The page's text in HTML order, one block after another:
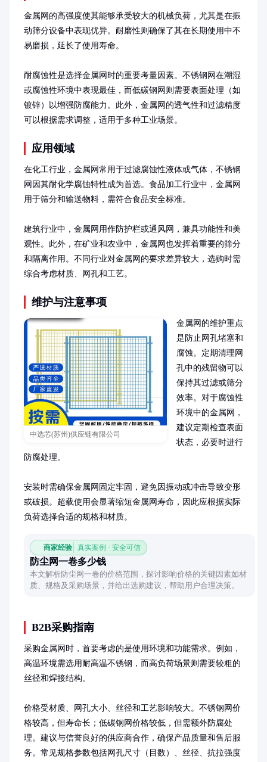
金属网的高强度使其能够承受较大的机械负荷，尤其是在振
动筛分设备中表现优异。耐磨性则确保了其在长期使用中不
易磨损，延长了使用寿命。
耐腐蚀性是选择金属网时的重要考量因素。不锈钢网在潮湿
或腐蚀性环境中表现最佳，而低碳钢网则需要表面处理（如
镀锌）以增强防腐能力。此外，金属网的透气性和过滤精度
可以根据需求调整，适用于多种工业场景。
应用领域
在化工行业，金属网常用于过滤腐蚀性液体或气体，不锈钢
网因其耐化学腐蚀特性成为首选。食品加工行业中，金属网
用于筛分和输送物料，需符合食品安全标准。
建筑行业中，金属网用作防护栏或通风网，兼具功能性和美
观性。此外，在矿业和农业中，金属网也发挥着重要的筛分
和隔离作用。不同行业对金属网的要求差异较大，选购时需
综合考虑材质、网孔和工艺。
维护与注意事项
中选芯(苏州)供应链有限公司
金属网的维护重点
是防止网孔堵塞和
腐蚀。定期清理网
孔中的残留物可以
保持其过滤或筛分
效率。对于腐蚀性
环境中的金属网，
建议定期检查表面
状态，必要时进行
防腐处理。
安装时需确保金属网固定牢固，避免因振动或冲击导致变形
或破损。超载使用会显著缩短金属网寿命，因此应根据实际
负荷选择合适的规格和材质。
商家经验 真实案例 · 安全可信
防尘网一卷多少钱
本文解析防尘网一卷的价格范围，探讨影响价格的关键因素如材
质、规格及采购场景，并给出选购建议，帮助用户合理决策。
B2B采购指南
采购金属网时，首要考虑的是使用环境和功能需求。例如，
高温环境需选用耐高温不锈钢，而高负荷场景则需要较粗的
丝径和焊接结构。
价格受材质、网孔大小、丝径和工艺影响较大。不锈钢网价
格较高，但寿命长；低碳钢网价格较低，但需额外防腐处
理。建议与信誉良好的供应商合作，确保产品质量和售后服
务。常见规格参数包括网孔尺寸（目数）、丝径、抗拉强度